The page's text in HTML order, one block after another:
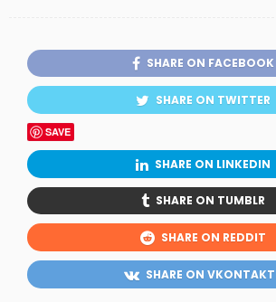
SHARE ON FACEBOOK
SHARE ON TWITTER
SAVE
SHARE ON LINKEDIN
SHARE ON TUMBLR
SHARE ON REDDIT
SHARE ON